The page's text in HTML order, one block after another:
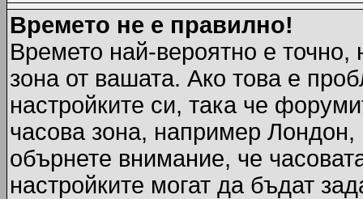
Времето не е правилно!
Времето най-вероятно е точно,
зона от вашата. Ако това е
настройките си, така че
часова зона, например
обърнете внимание, че
настройките могат да бъдат